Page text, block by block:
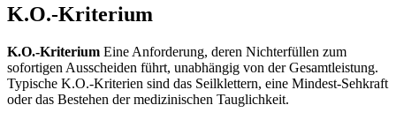
K.O.-Kriterium
K.O.-Kriterium Eine Anforderung, deren Nichterfüllen zum
sofortigen Ausscheiden führt, unabhängig von der Gesamtleistung.
Typische K.O.-Kriterien sind das Seilklettern, eine Mindest-Sehkraft
oder das Bestehen der medizinischen Tauglichkeit.